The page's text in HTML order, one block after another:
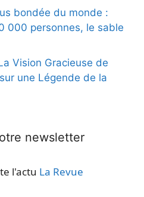
bondée du monde :
000 personnes, le sable
Vision Gracieuse de
une Légende de la
newsletter
l'actu La Revue